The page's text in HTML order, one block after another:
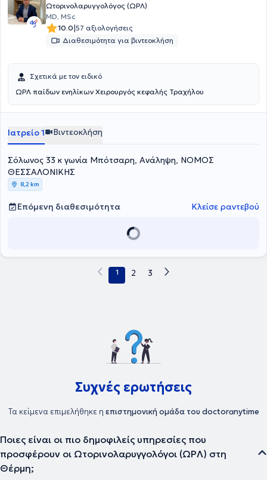
Ωτορινολαρυγγολόγος (ΩΡΛ)
MD, MSc
10.0|57 αξιολογήσεις
Διαθεσιμότητα για βιντεοκλήση
Σχετικά με τον ειδικό
ΩΡΛ παίδων ενηλίκων Χειρουργός κεφαλής Τραχήλου
Ιατρείο 1 Βιντεοκλήση
Σόλωνος 33 κ γωνία Μπότσαρη, Ανάληψη, ΝΟΜΟΣ
ΘΕΣΣΑΛΟΝΙΚΗΣ
8,2 km
Επόμενη διαθεσιμότητα Κλείσε ραντεβού
1 2 3
Συχνές ερωτήσεις
Τα κείμενα επιμελήθηκε η επιστημονική ομάδα του doctoranytime
Ποιες είναι οι πιο δημοφιλείς υπηρεσίες που
προσφέρουν οι Ωτορινολαρυγγολόγοι (ΩΡΛ) στη
Θέρμη;